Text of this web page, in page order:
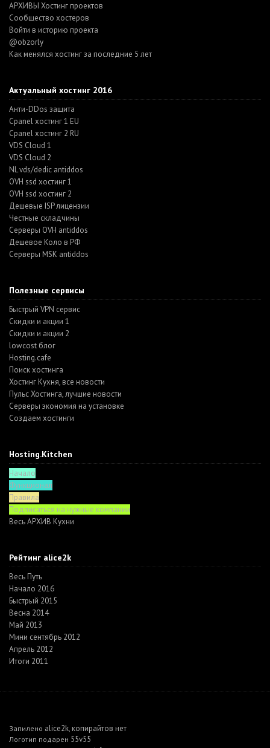
АРХИВЫ Хостинг проектов
Cообщество хостеров
Войти в историю проекта
@obzorly
Как менялся хостинг за последние 5 лет
Актуальный хостинг 2016
Анти-DDos защита
Cpanel хостинг 1 EU
Cpanel хостинг 2 RU
VDS Cloud 1
VDS Cloud 2
NL vds/dedic antiddos
OVH ssd хостинг 1
OVH ssd хостинг 2
Дешевые ISP лицензии
Честные складчины
Серверы OVH antiddos
Дешевое Коло в РФ
Серверы MSK antiddos
Полезные сервисы
Быстрый VPN сервис
Скидки и акции 1
Скидки и акции 2
lowcost блог
Hosting.cafe
Поиск хостинга
Хостинг Кухня, все новости
Пульс Хостинга, лучшие новости
Серверы экономия на установке
Создаем хостинги
Hosting.Kitchen
Начало
Функционал
Правила
Подписаться на нужные компании
Весь АРХИВ Кухни
Рейтинг alice2k
Весь Путь
Начало 2016
Быстрый 2015
Весна 2014
Май 2013
Мини сентябрь 2012
Апрель 2012
Итоги 2011
Запилено alice2k, копирайтов нет
Логотип подарен 55v55